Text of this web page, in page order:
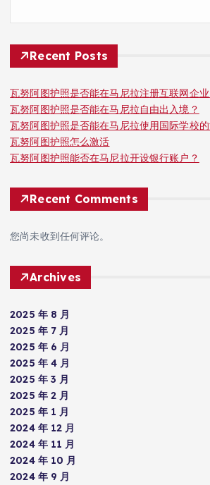
Recent Posts
瓦努阿图护照是否能在马尼拉注册互联网企业
瓦努阿图护照是否能在马尼拉自由出入境？
瓦努阿图护照是否能在马尼拉使用国际学校的
瓦努阿图护照怎么激活
瓦努阿图护照能否在马尼拉开设银行账户？
Recent Comments
您尚未收到任何评论。
Archives
2025 年 8 月
2025 年 7 月
2025 年 6 月
2025 年 4 月
2025 年 3 月
2025 年 2 月
2025 年 1 月
2024 年 12 月
2024 年 11 月
2024 年 10 月
2024 年 9 月